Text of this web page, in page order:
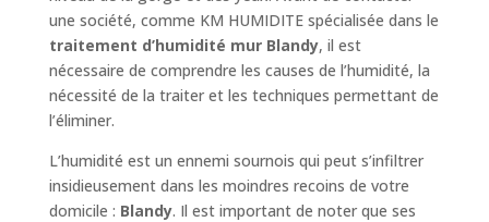
une société, comme KM HUMIDITE spécialisée dans le
traitement d’humidité mur Blandy, il est
nécessaire de comprendre les causes de l’humidité, la
nécessité de la traiter et les techniques permettant de
l’éliminer.
L’humidité est un ennemi sournois qui peut s’infiltrer
insidieusement dans les moindres recoins de votre
domicile : Blandy. Il est important de noter que ses